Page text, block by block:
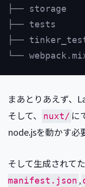
├── storage
├── tests
├──
まあとりあえず、
そして、 nuxt/ に
node.jsを動かす必
そして生成されてた
manifest.json ,